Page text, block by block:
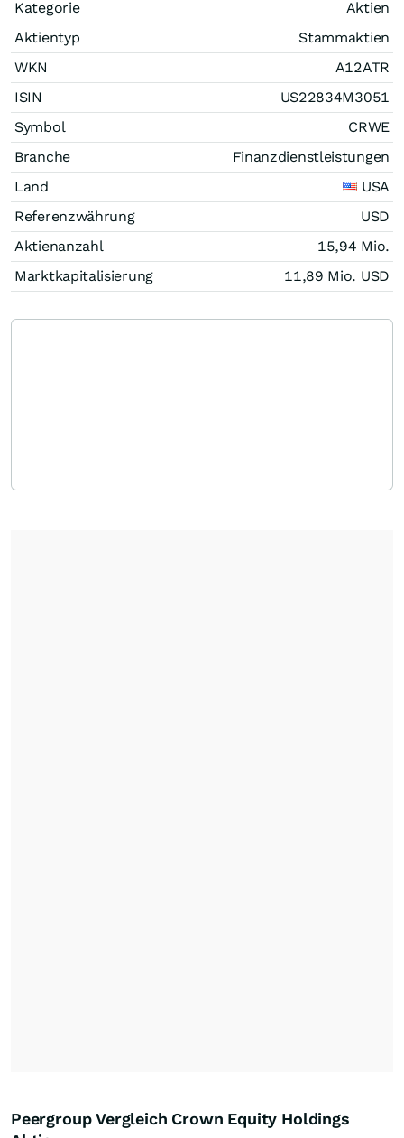
Kategorie
Aktien
Aktientyp
Stammaktien
WKN
A12ATR
ISIN
US22834M3051
Symbol
CRWE
Branche
Finanzdienstleistungen
Land
USA
Referenzwährung
USD
Aktienanzahl
15,94 Mio.
Marktkapitalisierung
11,89 Mio. USD
Peergroup Vergleich Crown Equity Holdings